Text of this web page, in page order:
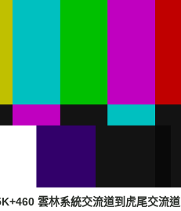
雲林系統交流道到虎尾交流道